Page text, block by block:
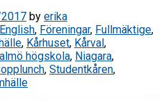
by erika
English, Föreningar, Fullmäktige,
, Kårhuset, Kårval,
högskola, Niagara,
, Studentkåren,